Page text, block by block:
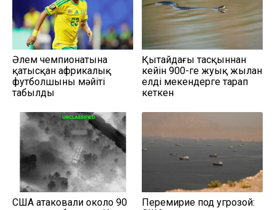
Әлем чемпионатына
қатысқан африкалық
футболшының мәйіті
табылды
Қытайдағы тасқыннан
кейін 900-ге жуық жылан
елді мекендерге тарап
кеткен
США атаковали около 90
Перемирие под угрозой: